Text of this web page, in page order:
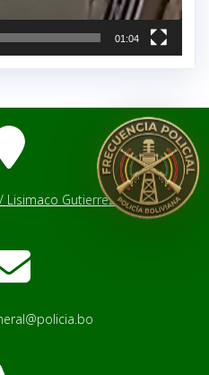
01:04
Lisimaco Gutierrez # 2541